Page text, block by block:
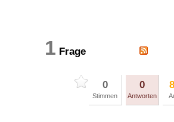
1 Frage
0
Stimmen
0
Antworten